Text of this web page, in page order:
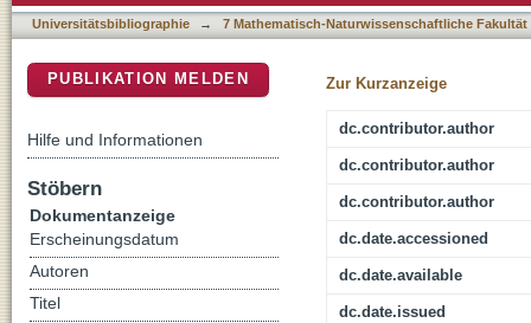
Universitätsbibliographie → 7 Mathematisch-Naturwissenschaftliche Fakultät
Zur Kurzanzeige
dc.contributor.author
dc.contributor.author
dc.contributor.author
dc.date.accessioned
dc.date.available
dc.date.issued
PUBLIKATION MELDEN
Hilfe und Informationen
Stöbern
Dokumentanzeige
Erscheinungsdatum
Autoren
Titel